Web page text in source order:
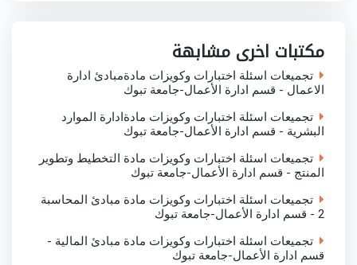
p
p n
مكتبات اخرى مشابهة
تجميعات اسئلة اختبارات وكويزات مادةمبادئ ادارة
الاعمال - قسم ادارة الأعمال-جامعة تبوك
تجميعات اسئلة اختبارات وكويزات مادةادارة الموارد
البشرية - قسم ادارة الأعمال-جامعة تبوك
تجميعات اسئلة اختبارات وكويزات مادة التخطيط وتطوير
المنتج - قسم ادارة الأعمال-جامعة تبوك
تجميعات اسئلة اختبارات وكويزات مادة مبادئ المحاسبة
2 - قسم ادارة الأعمال-جامعة تبوك
تجميعات اسئلة اختبارات وكويزات مادة مبادئ المالية -
قسم ادارة الأعمال-جامعة تبوك